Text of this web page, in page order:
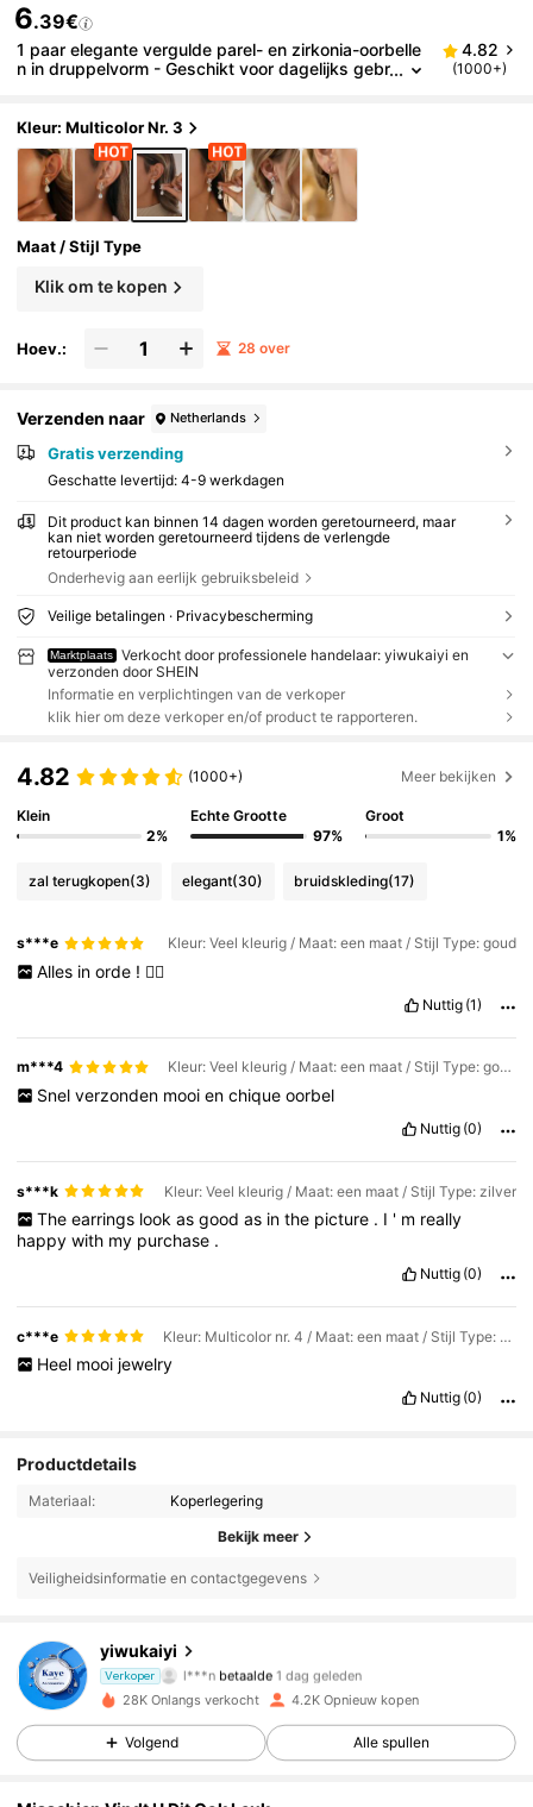
6.39€
1 paar elegante vergulde parel- en zirkonia-oorbelle
n in druppelvorm - Geschikt voor dagelijks gebr
4.82
(1000+)
Kleur: Multicolor Nr. 3
Maat / Stijl Type
Klik om te kopen
Hoev.: 28 over
Verzenden naar Netherlands
Gratis verzending
Geschatte levertijd: 4-9 werkdagen
Dit product kan binnen 14 dagen worden geretourneerd, maar
kan niet worden geretourneerd tijdens de verlengde
retourperiode
Onderhevig aan eerlijk gebruiksbeleid
Veilige betalingen · Privacybescherming
Marktplaats
Verkocht door professionele handelaar: yiwukaiyi en
verzonden door SHEIN
Informatie en verplichtingen van de verkoper
klik hier om deze verkoper en/of product te rapporteren.
4.82 (1000+) Meer bekijken
Klein
2%
Echte Grootte
97%
Groot
1%
zal terugkopen(3) elegant(30) bruidskleding(17)
s***e Kleur: Veel kleurig / Maat: een maat / Stijl Type: goud
Alles in orde ! 👌🏼
Nuttig (1)
m***4 Kleur: Veel kleurig / Maat: een maat / Stijl Type: goud
Snel verzonden mooi en chique oorbel
Nuttig (0)
s***k Kleur: Veel kleurig / Maat: een maat / Stijl Type: zilver
The earrings look as good as in the picture . I ' m really
happywith my purchase .
Nuttig (0)
c***e Kleur: Multicolor nr. 4 / Maat: een maat / Stijl Type: goud
Heel mooi jewelry
Nuttig (0)
Productdetails
Materiaal: Koperlegering
Bekijk meer
Veiligheidsinformatie en contactgegevens
yiwukaiyi
Verkoper
4.87
l***n betaalde 1 dag geleden
l***ugevolgd1 dag geleden
28K Onlangs verkocht 4.2K Opnieuw kopen
Volgend Alle spullen